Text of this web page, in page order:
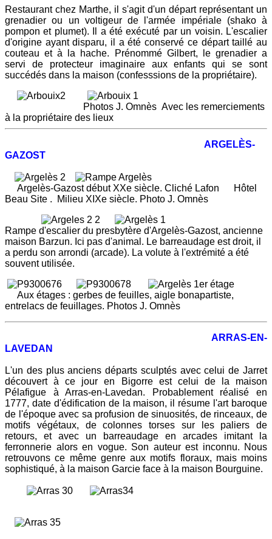
Restaurant chez Marthe, il s'agit d'un départ représentant un
grenadier ou un voltigeur de l'armée impériale (shako à
pompon et plumet). Il a été exécuté par un voisin. L'escalier
d'origine ayant disparu, il a été conservé ce départ taillé au
couteau et à la hache. Prénommé Gilbert, le grenadier a
servi de protecteur imaginaire aux enfants qui se sont
succédés dans la maison (confesssions de la propriétaire).
Photos J. Omnès Avec les remerciements
à la propriétaire des lieux
ARGELÈS-
GAZOST
Argelès-Gazost début XXe siècle. Cliché Lafon Hôtel
Beau Site . Milieu XIXe siècle. Photo J. Omnès
Rampe d'escalier du presbytère d'Argelès-Gazost, ancienne
maison Barzun. Ici pas d'animal. Le barreaudage est droit, il
a perdu son arrondi (arcade). La volute à l'extrémité a été
souvent utilisée.
Aux étages : gerbes de feuilles, aigle bonapartiste,
entrelacs de feuillages. Photos J. Omnès
ARRAS-EN-
LAVEDAN
L'un des plus anciens départs sculptés avec celui de Jarret
découvert à ce jour en Bigorre est celui de la maison
Pélafigue à Arras-en-Lavedan. Probablement réalisé en
1777, date d'édification de la maison, il résume l'art baroque
de l'époque avec sa profusion de sinuosités, de rinceaux, de
motifs végétaux, de colonnes torses sur les paliers de
retours, et avec un barreaudage en arcades imitant la
ferronnerie alors en vogue. Son auteur est inconnu. Nous
retrouvons ce même genre aux motifs floraux, mais moins
sophistiqué, à la maison Garcie face à la maison Bourguine.